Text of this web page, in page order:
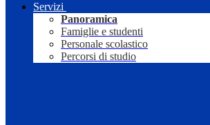
Servizi
Panoramica
Famiglie e studenti
Personale scolastico
Percorsi di studio